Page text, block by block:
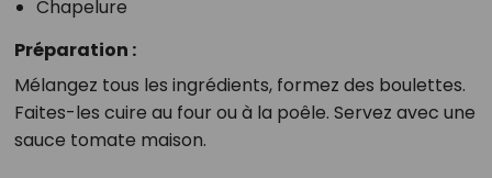
Chapelure
Préparation :
Mélangez tous les ingrédients, formez des boulettes.
Faites-les cuire au four ou à la poêle. Servez avec une
sauce tomate maison.